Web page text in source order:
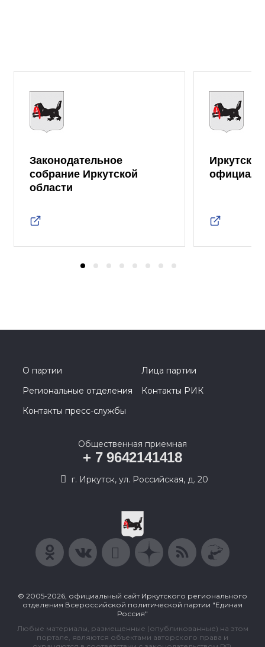
Законодательное
собрание Иркутской
области
О партии
Лица партии
Региональные отделения
Контакты РИК
Контакты пресс-службы
Общественная приемная
+ 7 9642141418
г. Иркутск, ул. Российская, д. 20
© 2005-2026, официальный сайт Иркутского регионального
отделения Всероссийской политической партии "Единая
Россия"
Любые материалы, размещенные (опубликованные) на этом
портале, являются объектами авторского права и